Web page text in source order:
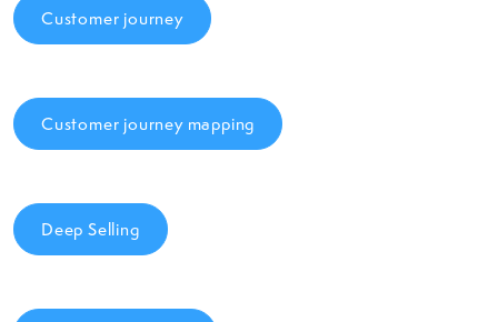
Customer journey
Customer journey mapping
Deep Selling